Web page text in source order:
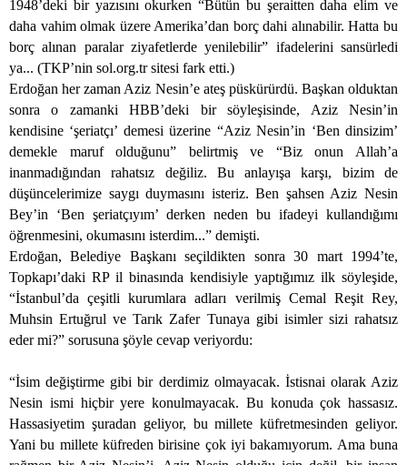
1948’deki bir yazısını okurken “Bütün bu şeraitten daha elim ve
daha vahim olmak üzere Amerika’dan borç dahi alınabilir. Hatta bu
borç alınan paralar ziyafetlerde yenilebilir” ifadelerini sansürledi
ya... (TKP’nin sol.org.tr sitesi fark etti.)
Erdoğan her zaman Aziz Nesin’e ateş püskürürdü. Başkan olduktan
sonra o zamanki HBB’deki bir söyleşisinde, Aziz Nesin’in
kendisine ‘şeriatçı’ demesi üzerine “Aziz Nesin’in ‘Ben dinsizim’
demekle maruf olduğunu” belirtmiş ve “Biz onun Allah’a
inanmadığından rahatsız değiliz. Bu anlayışa karşı, bizim de
düşüncelerimize saygı duymasını isteriz. Ben şahsen Aziz Nesin
Bey’in ‘Ben şeriatçıyım’ derken neden bu ifadeyi kullandığımı
öğrenmesini, okumasını isterdim...” demişti.
Erdoğan, Belediye Başkanı seçildikten sonra 30 mart 1994’te,
Topkapı’daki RP il binasında kendisiyle yaptığımız ilk söyleşide,
“İstanbul’da çeşitli kurumlara adları verilmiş Cemal Reşit Rey,
Muhsin Ertuğrul ve Tarık Zafer Tunaya gibi isimler sizi rahatsız
eder mi?” sorusuna şöyle cevap veriyordu:
“İsim değiştirme gibi bir derdimiz olmayacak. İstisnai olarak Aziz
Nesin ismi hiçbir yere konulmayacak. Bu konuda çok hassasız.
Hassasiyetim şuradan geliyor, bu millete küfretmesinden geliyor.
Yani bu millete küfreden birisine çok iyi bakamıyorum. Ama buna